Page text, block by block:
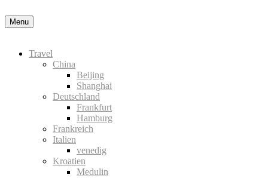
Menu
Travel
China
Beijing
Shanghai
Deutschland
Frankfurt
Hamburg
Frankreich
Italien
venedig
Kroatien
Medulin